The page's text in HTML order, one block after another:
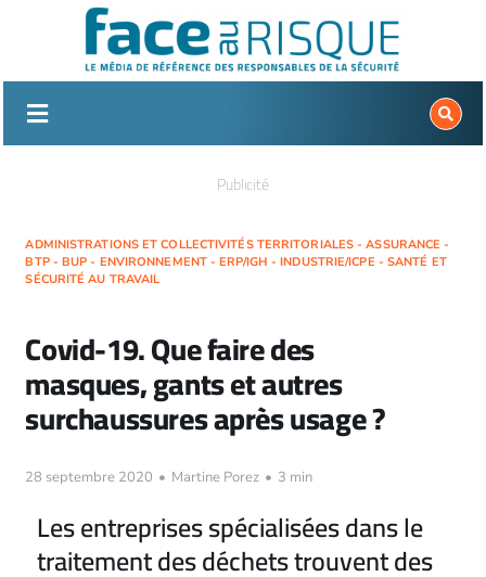
Publicité
ADMINISTRATIONS ET COLLECTIVITÉS TERRITORIALES - ASSURANCE -
BTP - BUP - ENVIRONNEMENT - ERP/IGH - INDUSTRIE/ICPE - SANTÉ ET
SÉCURITÉ AU TRAVAIL
Covid-19. Que faire des
masques, gants et autres
surchaussures après usage ?
28 septembre 2020 • Martine Porez • 3 min
Les entreprises spécialisées dans le
traitement des déchets trouvent des